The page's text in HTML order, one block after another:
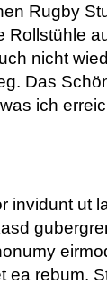
Rugby
nicht
Das
ich
invidunt ut
rebum.